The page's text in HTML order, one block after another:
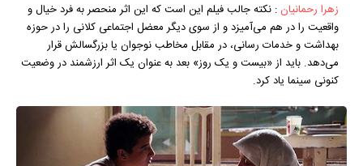
زهرا رحمانیان : نکته جالب فیلم این است که این اثر منحصر به فرد خیال و
واقعیت را در هم می‌آمیزد و از سوی دیگر معضل اجتماعی کلانی را در حوزه
بهداشت و خدمات رسانی، در مقابل مخاطب نوجوان یا بزرگسالش قرار
می‌دهد. باید از «بیست و یک روز» بعد به عنوان یک اثر ارزشمند در وضعیت
کنونی سینما یاد کرد.